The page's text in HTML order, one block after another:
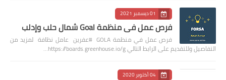
01 ديسمبر 2021
فرص عمل في منظمة Goal شمال حلب وإدلب
فرص عمل في منظمة GOLA #عفرين عامل نظافة لمزيد من
التفاصيل وللتقديم على الرابط التالي https://boards.greenhouse.io/g…
04 أكتوبر 2020